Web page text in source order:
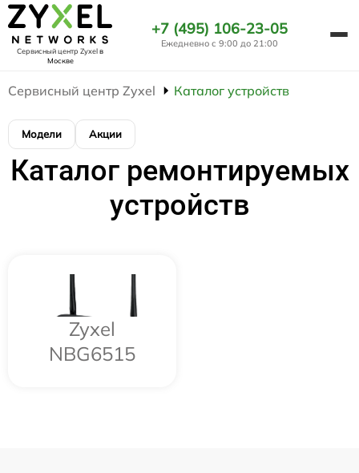
Сервисный центр Zyxelв
Москве
+7 (495) 106-23-05
Ежедневно с 9:00 до 21:00
Сервисный центр Zyxel Каталог устройств
Модели Акции
Каталог ремонтируемых
устройств
Zyxel
NBG6515